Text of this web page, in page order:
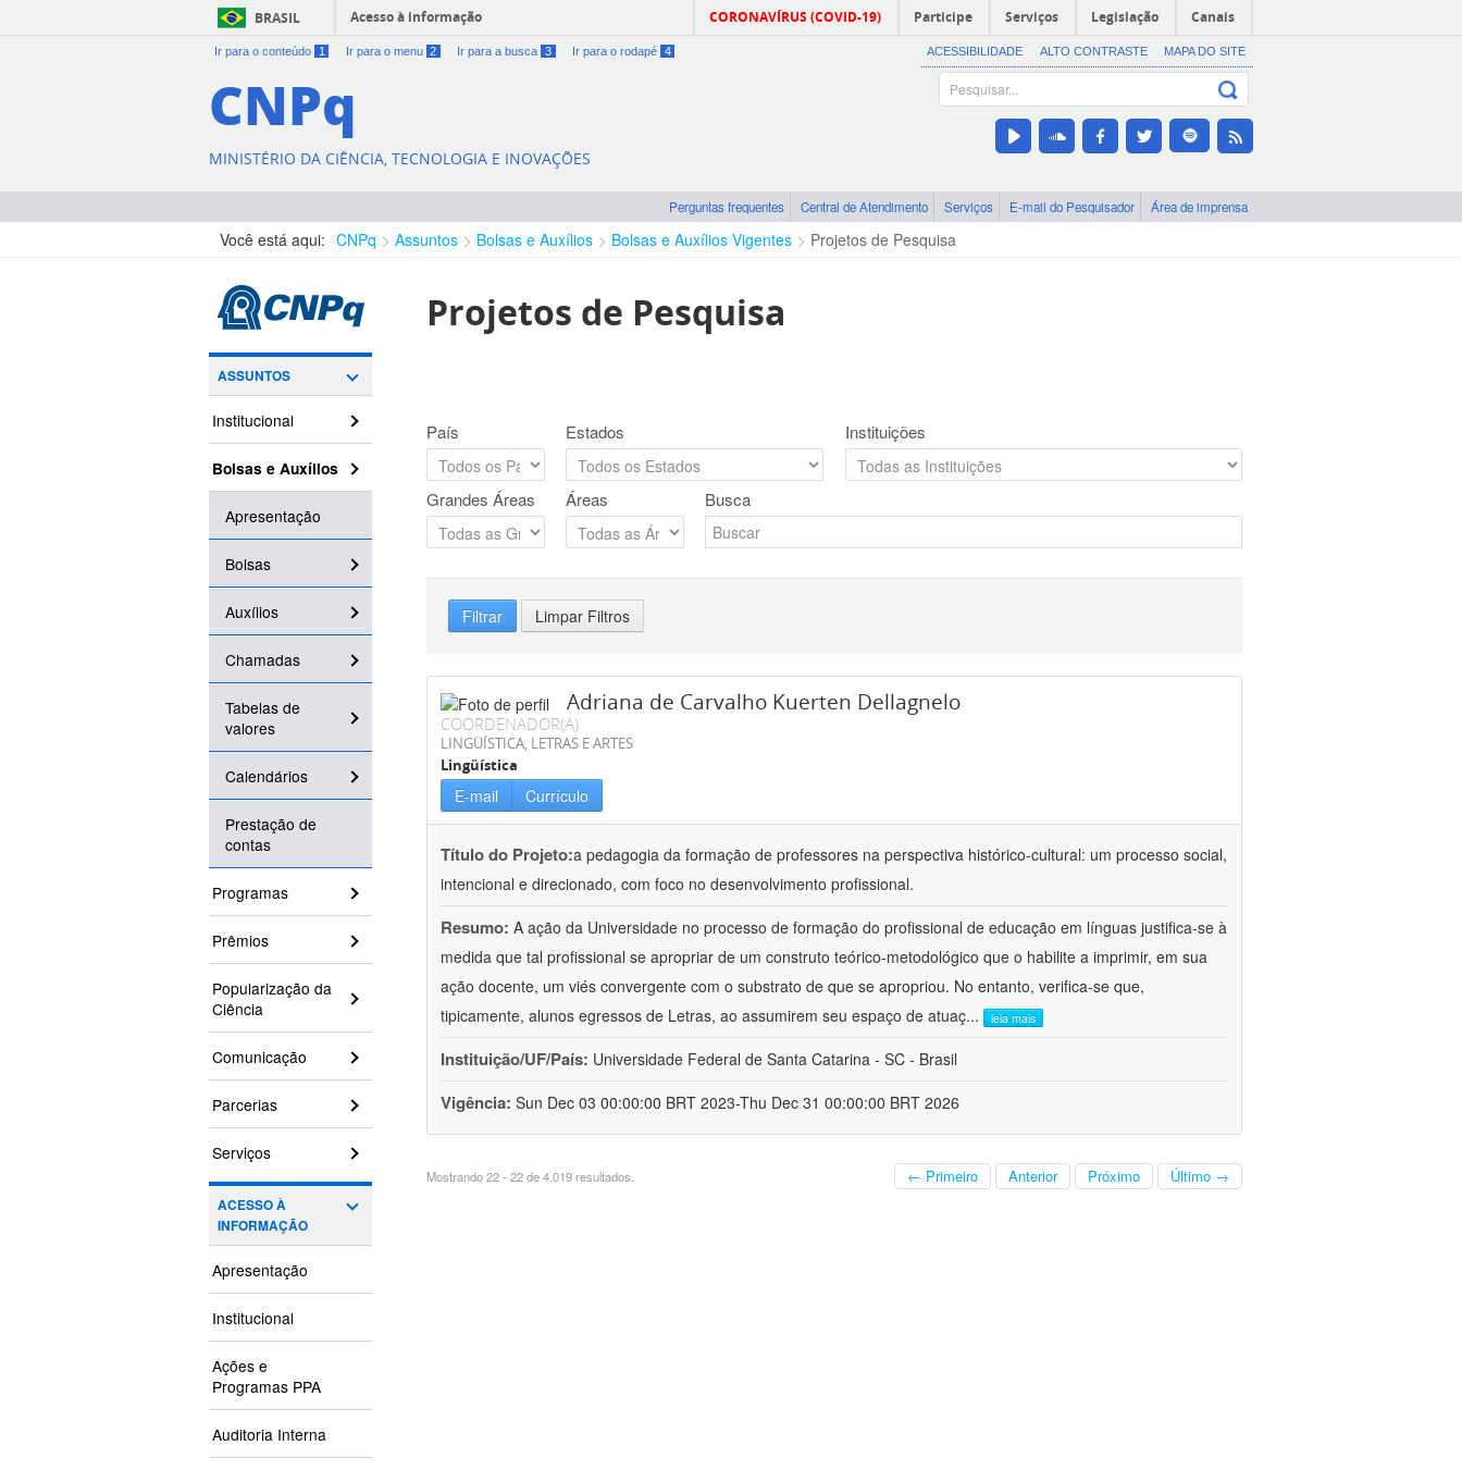
BRASIL Acesso à informação CORONAVÍRUS (COVID-19) Participe Serviços Legislação Canais
Ir para o conteúdo 1 Ir para o menu 2 Ir para a busca 3 Ir para o rodapé 4 ACESSIBILIDADE ALTO CONTRASTE MAPA DO SITE
CNPq
MINISTÉRIO DA CIÊNCIA, TECNOLOGIA E INOVAÇÕES
Perguntas frequentes Central de Atendimento Serviços E-mail do Pesquisador Área de imprensa
Você está aqui: CNPq Assuntos Bolsas e Auxílios Bolsas e Auxílios Vigentes Projetos de Pesquisa
ASSUNTOS
Institucional
Bolsas e Auxílios
Apresentação
Bolsas
Auxílios
Chamadas
Tabelas de
valores
Calendários
Prestação de
contas
Programas
Prêmios
Popularização da
Ciência
Comunicação
Parcerias
Serviços
ACESSO À
INFORMAÇÃO
Apresentação
Institucional
Ações e
Programas PPA
Auditoria Interna
Projetos de Pesquisa
País Estados Instituições
Grandes Áreas Áreas Busca
Filtrar Limpar Filtros
Adriana de Carvalho Kuerten Dellagnelo
COORDENADOR(A)
LINGÜÍSTICA, LETRAS E ARTES
Lingüística
E-mail Currículo
Título do Projeto:a pedagogia da formação de professores na perspectiva histórico-cultural: um processo social,
intencional e direcionado, com foco no desenvolvimento profissional.
Resumo: A ação da Universidade no processo de formação do profissional de educação em línguas justifica-se à
medida que tal profissional se apropriar de um construto teórico-metodológico que o habilite a imprimir, em sua
ação docente, um viés convergente com o substrato de que se apropriou. No entanto, verifica-se que,
tipicamente, alunos egressos de Letras, ao assumirem seu espaço de atuaç... leia mais
Instituição/UF/País: Universidade Federal de Santa Catarina - SC - Brasil
Vigência: Sun Dec 03 00:00:00 BRT 2023-Thu Dec 31 00:00:00 BRT 2026
Mostrando 22 - 22 de 4.019 resultados. ← Primeiro Anterior Próximo Último →